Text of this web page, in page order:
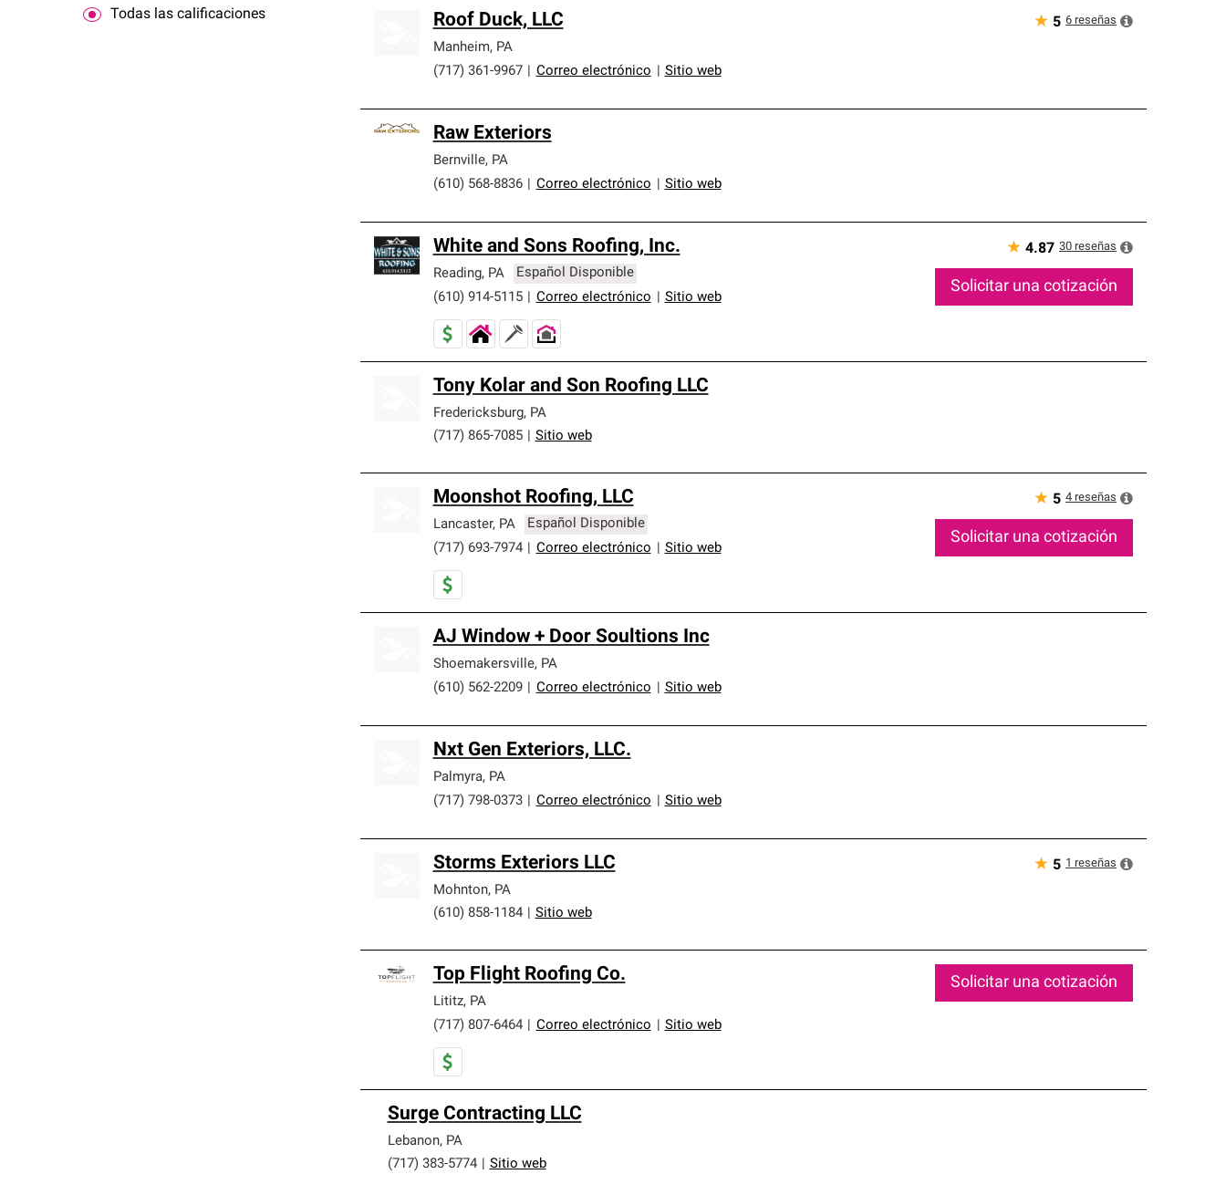
Todas las calificaciones
Roof Duck, LLC
Manheim, PA
(717) 361-9967
Correo electrónico Sitio web
★ 5 6 reseñas
Raw Exteriors
Bernville, PA
(610) 568-8836
Correo electrónico Sitio web
White and Sons Roofing, Inc.
Reading, PA
Español Disponible
(610) 914-5115
Correo electrónico Sitio web
★ 4.87 30 reseñas
Solicitar una cotización
Tony Kolar and Son Roofing LLC
Fredericksburg, PA
(717) 865-7085
Sitio web
Moonshot Roofing, LLC
Lancaster, PA
Español Disponible
(717) 693-7974
Correo electrónico Sitio web
★ 5 4 reseñas
Solicitar una cotización
AJ Window + Door Soultions Inc
Shoemakersville, PA
(610) 562-2209
Correo electrónico Sitio web
Nxt Gen Exteriors, LLC.
Palmyra, PA
(717) 798-0373
Correo electrónico Sitio web
Storms Exteriors LLC
Mohnton, PA
(610) 858-1184
Sitio web
★ 5 1 reseñas
Top Flight Roofing Co.
Lititz, PA
(717) 807-6464
Correo electrónico Sitio web
Solicitar una cotización
Surge Contracting LLC
Lebanon, PA
(717) 383-5774
Sitio web